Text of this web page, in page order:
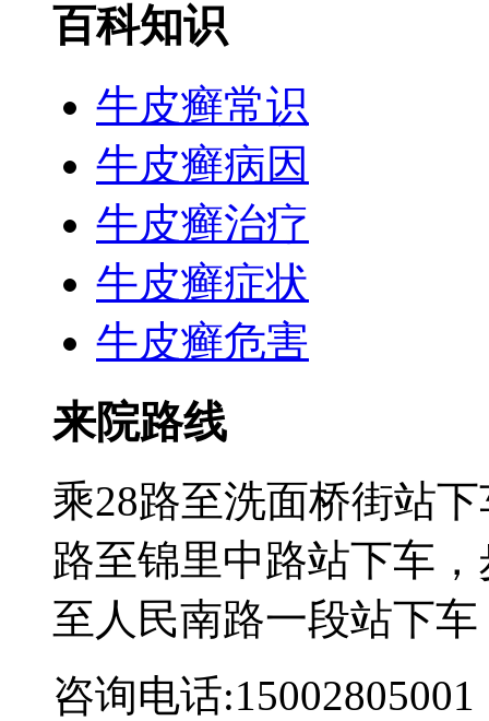
百科知识
牛皮癣常识
牛皮癣病因
牛皮癣治疗
牛皮癣症状
牛皮癣危害
来院路线
乘28路至洗面桥街站
路至锦里中路站下车
至人民南路一段站下
咨询电话:15002805001